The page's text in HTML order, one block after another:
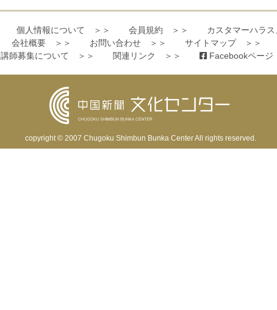
個人情報について ＞＞ 会員規約 ＞＞
カスタマーハラ
会社概要 ＞＞ お問い合わせ ＞＞ サイトマップ ＞＞
講師募集について ＞＞
関連リンク ＞＞ Facebookペー
copyright © 2007 Chugoku Shimbun Bunka CenterAll rights reserved.